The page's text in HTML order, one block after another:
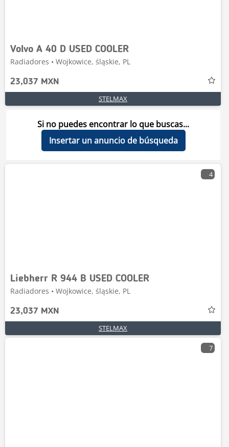
Volvo A 40 D USED COOLER
Radiadores • Wojkowice, śląskie, PL
23,037 MXN
STELMAX
Si no puedes encontrar lo que buscas...
Insertar un anuncio de búsqueda
4
Liebherr R 944 B USED COOLER
Radiadores • Wojkowice, śląskie, PL
23,037 MXN
STELMAX
7